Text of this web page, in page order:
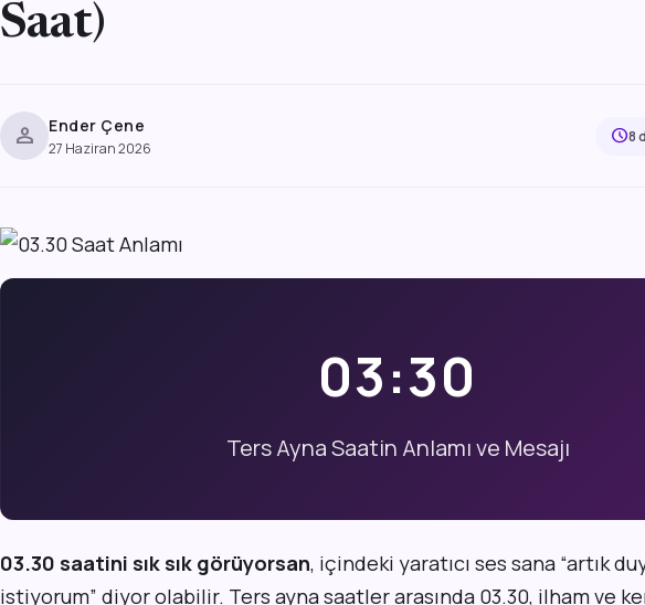
Saat)
person Ender Çene
27 Haziran 2026
schedule8
03:30
Ters Ayna Saatin Anlamı ve Mesajı
03.30 saatini sık sık görüyorsan, içindeki yaratıcı ses sana “artık
istiyorum” diyor olabilir. Ters ayna saatler arasında 03.30, ilham ve